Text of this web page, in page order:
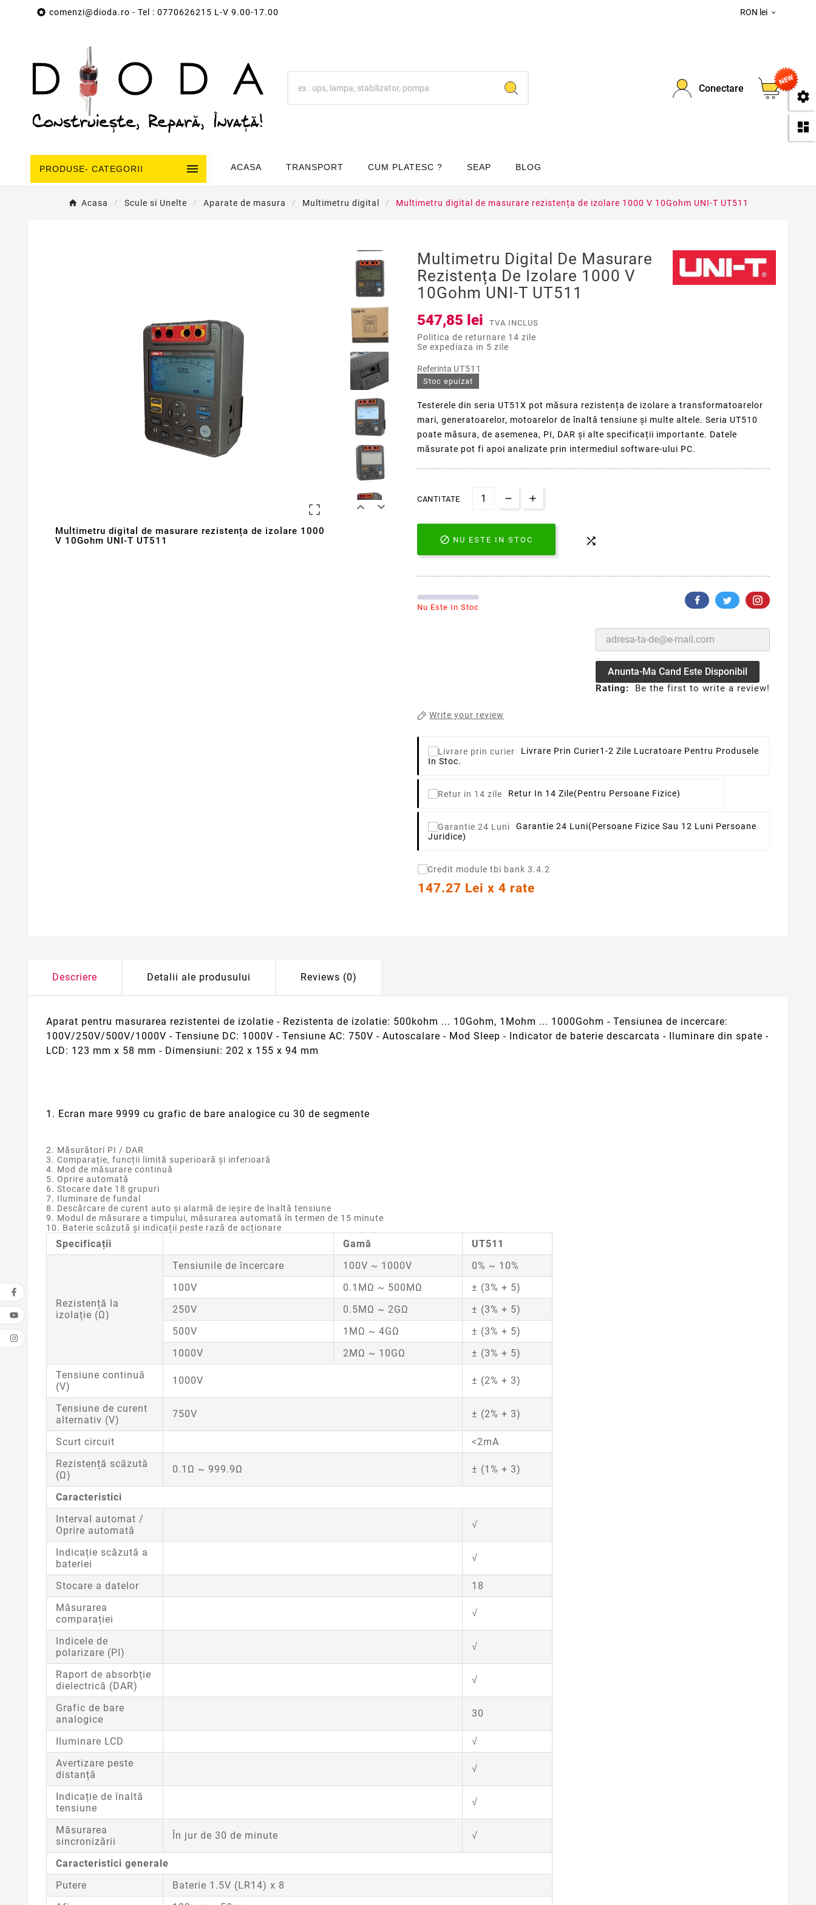
 comenzi@dioda.ro - Tel : 0770626215 L-V 9.00-17.00 RON lei 
Conectare
0
PRODUSE- CATEGORII  ACASA TRANSPORT CUM PLATESC ? SEAP BLOG
Acasa Scule si Unelte Aparate de masura Multimetru digital Multimetru digital de masurare rezistența de izolare 1000 V 10Gohm UNI-T UT511

Multimetru digital de masurare rezistența de izolare 1000
V 10Gohm UNI-T UT511
 
Multimetru Digital De Masurare
Rezistența De Izolare 1000 V
10Gohm UNI-T UT511
547,85 lei TVA INCLUS
Politica de returnare 14 zile
Se expediaza in 5 zile
Referinta UT511
Stoc epuizat
Testerele din seria UT51X pot măsura rezistența de izolare a transformatoarelor
mari, generatoarelor, motoarelor de înaltă tensiune și multe altele. Seria UT510
poate măsura, de asemenea, PI, DAR și alte specificații importante. Datele
măsurate pot fi apoi analizate prin intermediul software-ului PC.
CANTITATE
 NU ESTE IN STOC 
Nu Este In Stoc
Anunta-Ma Cand Este Disponibil
Rating: Be the first to write a review!
Write your review
Livrare Prin Curier1-2 Zile Lucratoare Pentru Produsele
In Stoc.
Retur In 14 Zile(pentru Persoane Fizice)
Garantie 24 Luni(persoane Fizice Sau 12 Luni Persoane
Juridice)
147.27 Lei x 4 rate
Descriere Detalii ale produsului Reviews (0)
Aparat pentru masurarea rezistentei de izolatie - Rezistenta de izolatie: 500kohm ... 10Gohm, 1Mohm ... 1000Gohm - Tensiunea de incercare:
100V/250V/500V/1000V - Tensiune DC: 1000V - Tensiune AC: 750V - Autoscalare - Mod Sleep - Indicator de baterie descarcata - Iluminare din spate -
LCD: 123 mm x 58 mm - Dimensiuni: 202 x 155 x 94 mm
1. Ecran mare 9999 cu grafic de bare analogice cu 30 de segmente
2. Măsurători PI / DAR
3. Comparație, funcții limită superioară și inferioară
4. Mod de măsurare continuă
5. Oprire automată
6. Stocare date 18 grupuri
7. Iluminare de fundal
8. Descărcare de curent auto și alarmă de ieșire de înaltă tensiune
9. Modul de măsurare a timpului, măsurarea automată în termen de 15 minute
10. Baterie scăzută și indicații peste rază de acționare
Specificații Gamă UT511
Rezistență la
izolație (Ω)
Tensiunile de încercare 100V ~ 1000V
0% ~ 10%
100V
0.1MΩ ~ 500MΩ
± (3% + 5)
250V
0.5MΩ ~ 2GΩ
± (3% + 5)
500V
1MΩ ~ 4GΩ
± (3% + 5)
1000V
2MΩ ~ 10GΩ
± (3% + 5)
Tensiune continuă
(V)
1000V ± (2% + 3)
Tensiune de curent
alternativ (V)
750V ± (2% + 3)
Scurt circuit
<2mA
Rezistență scăzută
(Ω)
0.1Ω ~ 999.9Ω ± (1% + 3)
Caracteristici
Interval automat /
Oprire automată
√
Indicație scăzută a
bateriei
√
Stocare a datelor
18
Măsurarea
comparației
√
Indicele de
polarizare (PI)
√
Raport de absorbție
dielectrică (DAR)
√
Grafic de bare
analogice
30
Iluminare LCD
√
Avertizare peste
distanță
√
Indicație de înaltă
tensiune
√
Măsurarea
sincronizării
În jur de 30 de minute √
Caracteristici generale
Putere
Baterie 1.5V (LR14) x 8